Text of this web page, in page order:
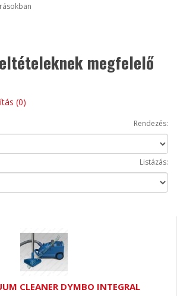
megfelelő
(0)
Rendezés:
Listázás:
CLEANER DYMBO INTEGRAL